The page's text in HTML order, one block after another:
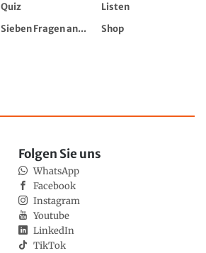
Quiz
Listen
Sieben Fragen an...
Shop
Folgen Sie uns
WhatsApp
Facebook
Instagram
Youtube
LinkedIn
TikTok